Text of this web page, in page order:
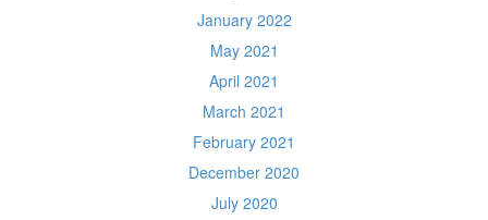
January 2022
May 2021
April 2021
March 2021
February 2021
December 2020
July 2020